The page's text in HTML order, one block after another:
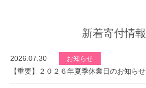
新着寄付情報
2026.07.30 お知らせ
【重要】２０２６年夏季休業日のお知らせ